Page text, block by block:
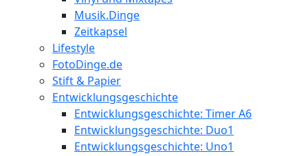
Musik.Dinge
Zeitkapsel
Lifestyle
FotoDinge.de
Stift & Papier
Entwicklungsgeschichte
Entwicklungsgeschichte: Timer A6
Entwicklungsgeschichte: Duo1
Entwicklungsgeschichte: Uno1